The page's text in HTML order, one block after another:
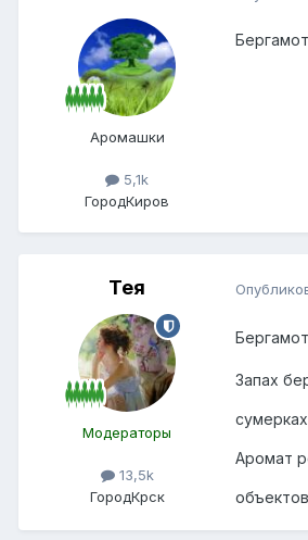
Аромашки
5,1k
ГородКиров
Тея
Модераторы
13,5k
ГородКрск
Запах
Аромат